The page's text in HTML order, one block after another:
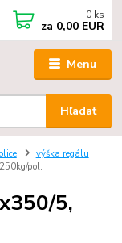
Menu
Hľadať
0 ks
za 0,00 EUR
výška regálu
pol.
5,